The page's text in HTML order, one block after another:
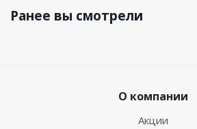
Ранее вы смотрели
О компании
Акции